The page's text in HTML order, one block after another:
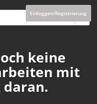
Einloggen/Registrierung
keine
mit
daran.